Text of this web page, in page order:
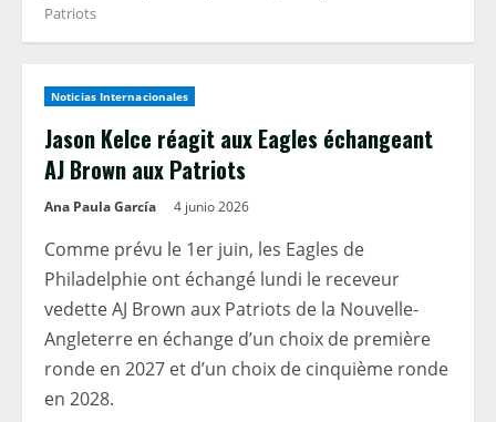
Patriots
Noticias Internacionales
Jason Kelce réagit aux Eagles échangeant
AJ Brown aux Patriots
Ana Paula García 4 junio 2026
Comme prévu le 1er juin, les Eagles de
Philadelphie ont échangé lundi le receveur
vedette AJ Brown aux Patriots de la Nouvelle-
Angleterre en échange d’un choix de première
ronde en 2027 et d’un choix de cinquième ronde
en 2028.